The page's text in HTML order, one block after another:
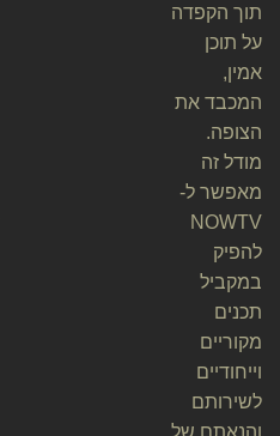
תוך הקפדה
על תוכן
אמין,
המכבד את
הצופה.
מודל זה
מאפשר ל-
NOWTV
להפיק
במקביל
תכנים
מקוריים
וייחודיים
לשירותם
והנאתם של